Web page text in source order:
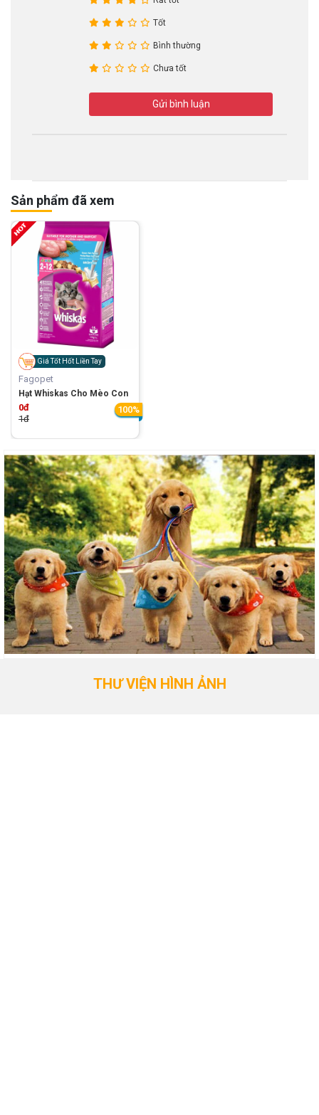
Tốt
Bình thường
Chưa tốt
Gửi bình luận
Sản phẩm đã xem
Giá Tốt Hốt Liền Tay
Fagopet
Hạt Whiskas Cho Mèo Con
0đ
1đ
100%
THƯ VIỆN HÌNH ẢNH